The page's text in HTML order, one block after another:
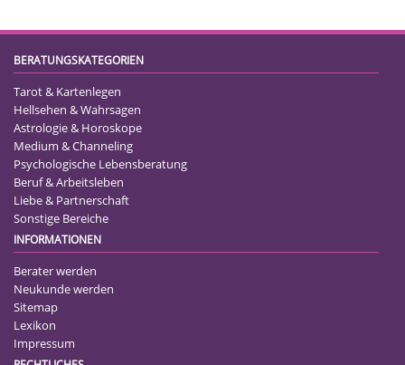
BERATUNGSKATEGORIEN
Tarot & Kartenlegen
Hellsehen & Wahrsagen
Astrologie & Horoskope
Medium & Channeling
Psychologische Lebensberatung
Beruf & Arbeitsleben
Liebe & Partnerschaft
Sonstige Bereiche
INFORMATIONEN
Berater werden
Neukunde werden
Sitemap
Lexikon
Impressum